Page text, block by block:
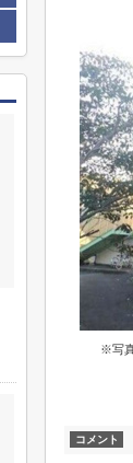
※写
コメント